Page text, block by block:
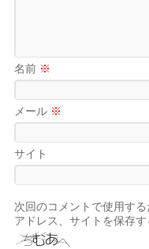
名前 ※
メール ※
サイト
次回のコメントで使用す
アドレス、サイトを保存す